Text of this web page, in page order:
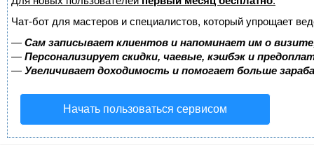
Чат-бот для мастеров и специалистов, который упрощает
— Сам записывает клиентов и напоминает им о
— Персонализирует скидки, чаевые, кэшбэк и
— Увеличивает доходимость и помогает больше
Начать пользоваться сервисом